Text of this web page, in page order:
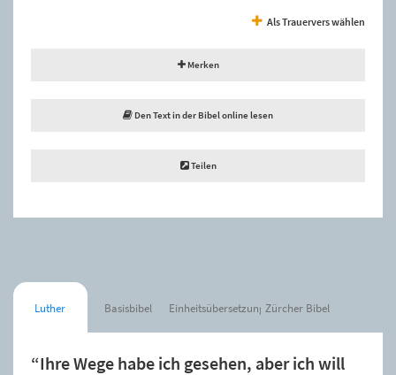
Als Trauervers wählen
Merken
Den Text in der Bibel online lesen
Teilen
Luther Basisbibel Einheitsübersetzung Zürcher Bibel
“Ihre Wege habe ich gesehen, aber ich will